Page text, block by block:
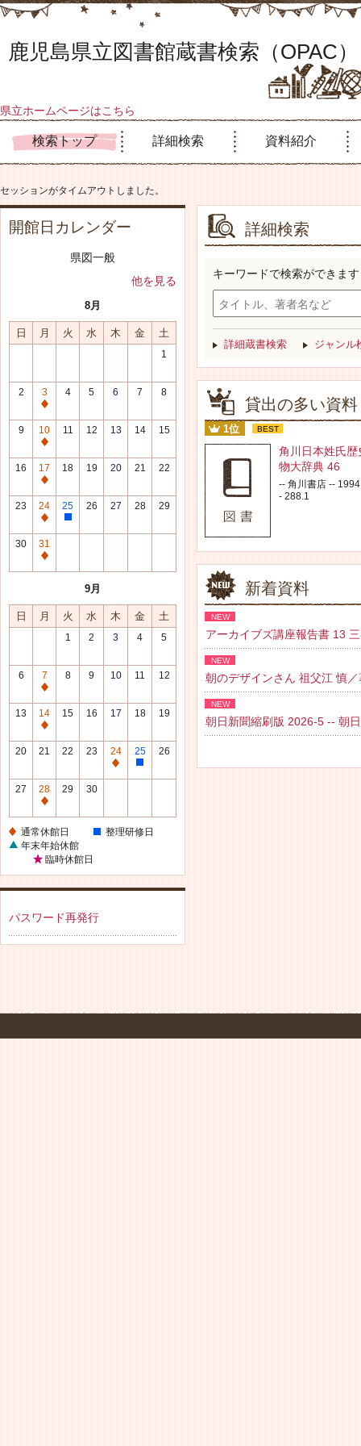
鹿児島県立図書館蔵書検索（OPAC）
県立ホームページはこちら
検索トップ 詳細検索 資料紹介
セッションがタイムアウトしました。
開館日カレンダー
県図一般
他を見る
8月
日 月 火 水 木 金 土
1
2
3
通
常
休
館
日
4 5 6 7 8
9
10
通
常
休
館
日
11 12 13 14 15
16
17
通
常
休
館
日
18 19 20 21 22
23
24
通
常
休
館
25
整
修
26 27 28 29
30
31
通
館
日
9月
日 月 火 水 木 金 土
1 2 3 4 5
6
7
通
常
休
館
8 9 10 11 12
13
14
通
常
館
日
15 16 17 18 19
20 21 22 23
24
通
館
日
25
整
修
日
26
27
28
通
休
館
日
29 30
通常休館日
整理研修日
年末年始休館
臨時休館日
パスワード再発行
詳細検索
キーワードで検索ができます
詳細蔵書検索 ジャンル
貸出の多い資料
1位 BEST
角川日本姓氏歴
物大辞典 46
-- 角川書店 --
- 288.1
新着資料
NEW
アーカイブズ講座報告書 13
NEW
朝のデザインさん 祖父江 慎
NEW
朝日新聞縮刷版 2026-5 -- 朝